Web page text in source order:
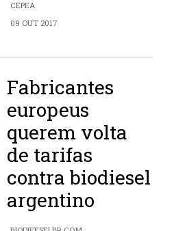
CEPEA
09 OUT 2017
Fabricantes
europeus
querem volta
de tarifas
contra biodiesel
argentino